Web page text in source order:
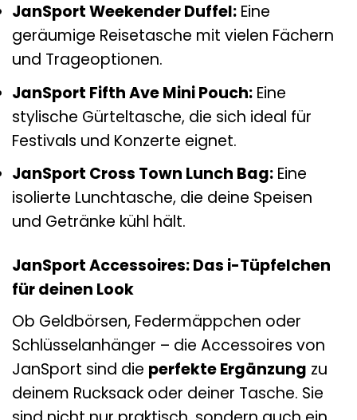
JanSport Weekender Duffel: Eine
geräumige Reisetasche mit vielen Fächern
und Trageoptionen.
JanSport Fifth Ave Mini Pouch: Eine
stylische Gürteltasche, die sich ideal für
Festivals und Konzerte eignet.
JanSport Cross Town Lunch Bag: Eine
isolierte Lunchtasche, die deine Speisen
und Getränke kühl hält.
JanSport Accessoires: Das i-Tüpfelchen
für deinen Look
Ob Geldbörsen, Federmäppchen oder
Schlüsselanhänger – die Accessoires von
JanSport sind die perfekte Ergänzung zu
deinem Rucksack oder deiner Tasche. Sie